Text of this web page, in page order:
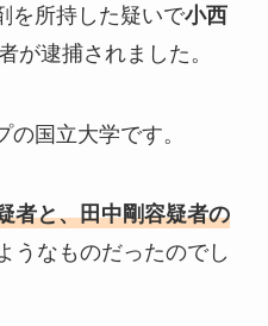
を所持した疑いで小西
が逮捕されました。
国立大学です。
者と、田中剛容疑者の
うなものだったのでし